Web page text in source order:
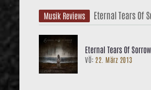
Musik Reviews Eternal Tears Of
Eternal Tears Of
Lapsi
VÖ: 22. März 2013